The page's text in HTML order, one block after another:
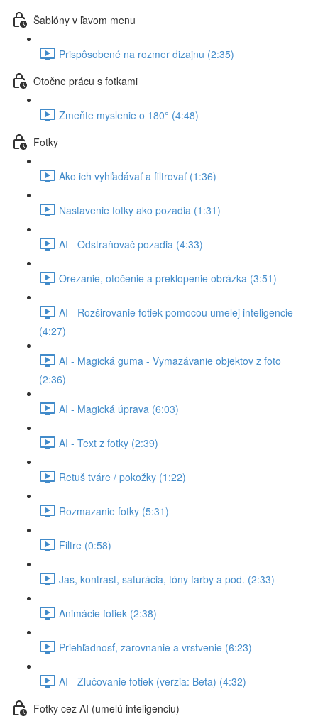
Šablóny v ľavom menu
Prispôsobené na rozmer dizajnu (2:35)
Otočne prácu s fotkami
Zmeňte myslenie o 180° (4:48)
Fotky
Ako ich vyhľadávať a filtrovať (1:36)
Nastavenie fotky ako pozadia (1:31)
AI - Odstraňovač pozadia (4:33)
Orezanie, otočenie a preklopenie obrázka (3:51)
AI - Rozširovanie fotiek pomocou umelej inteligencie
(4:27)
AI - Magická guma - Vymazávanie objektov z foto
(2:36)
AI - Magická úprava (6:03)
AI - Text z fotky (2:39)
Retuš tváre / pokožky (1:22)
Rozmazanie fotky (5:31)
Filtre (0:58)
Jas, kontrast, saturácia, tóny farby a pod. (2:33)
Animácie fotiek (2:38)
Priehľadnosť, zarovnanie a vrstvenie (6:23)
AI - Zlučovanie fotiek (verzia: Beta) (4:32)
Fotky cez AI (umelú inteligenciu)